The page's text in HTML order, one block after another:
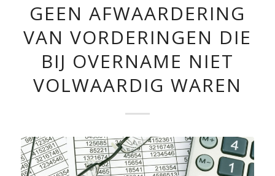
GEEN AFWAARDERING
VAN VORDERINGEN DIE
BIJ OVERNAME NIET
VOLWAARDIG WAREN